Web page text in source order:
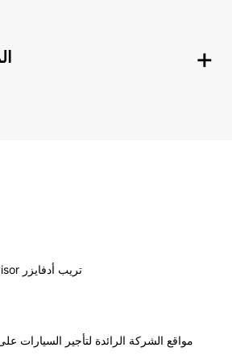
TripAdvisor تريب أدفايزر
مواقع الشركة الرائدة لتأجير السيارات